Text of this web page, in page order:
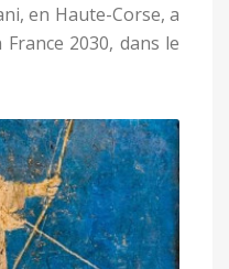
en Haute-Corse, a
2030, dans le